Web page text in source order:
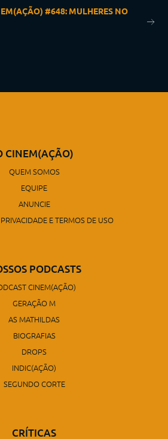
#648: MULHERES NO
CINEM(AÇÃO)
QUEM SOMOS
EQUIPE
ANUNCIE
E TERMOS DE USO
PODCASTS
CINEM(AÇÃO)
GERAÇÃO M
AS MATHILDAS
BIOGRAFIAS
DROPS
INDIC(AÇÃO)
SEGUNDO CORTE
CRÍTICAS